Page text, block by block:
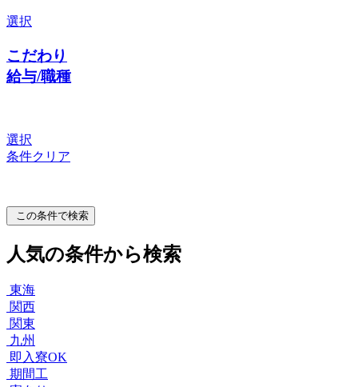
選択
こだわり
給与/職種
選択
条件クリア
この条件で検索
人気の条件から検索
東海
関西
関東
九州
即入寮OK
期間工